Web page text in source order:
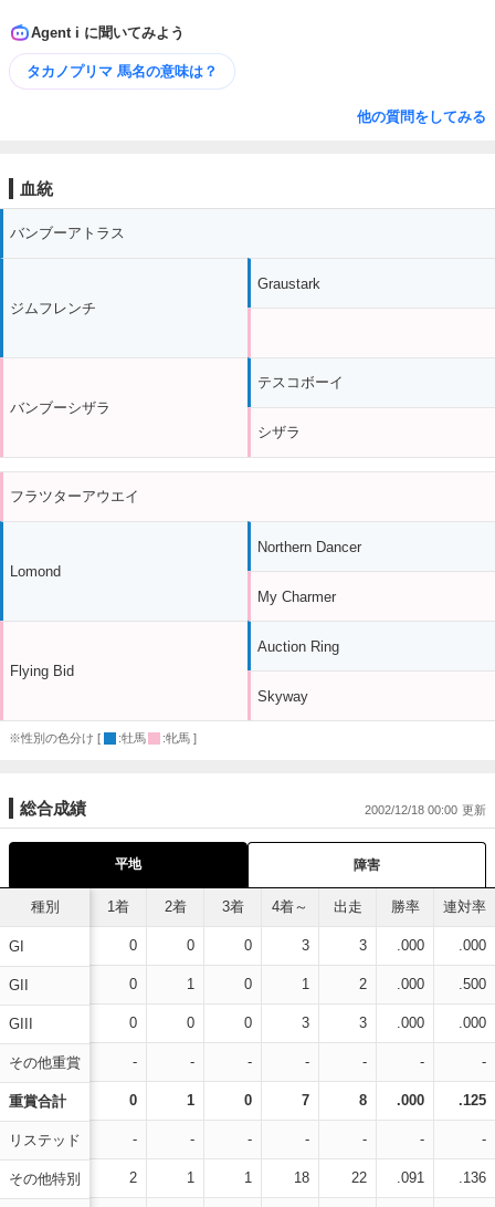
Agent i に聞いてみよう
タカノプリマ 馬名の意味は？
他の質問をしてみる
血統
バンブーアトラス
ジムフレンチ
バンブーシザラ
Graustark
テスコボーイ
シザラ
フラツターアウエイ
Lomond
Flying Bid
Northern Dancer
My Charmer
Auction Ring
Skyway
※性別の色分け [ :牡馬 :牝馬 ]
総合成績 2002/12/18 00:00
平地 障害
種別
GI
GII
GIII
その他重賞
重賞合計
リステッド
その他特別
1着 2着 3着 4着～ 出走 勝率 連対率
0 0 0 3 3 .000 .000
0 1 0 1 2 .000 .500
0 0 0 3 3 .000 .000
- - - - - - -
0 1 0 7 8 .000 .125
- - - - - - -
2 1 1 18 22 .091 .136